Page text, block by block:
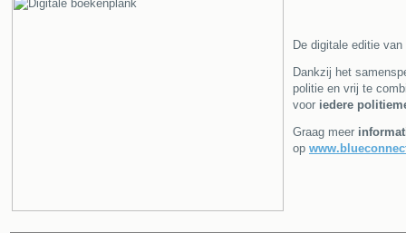
De digitale editie
Dankzij het
politie en vrij te
voor iedere
Graag meer
op